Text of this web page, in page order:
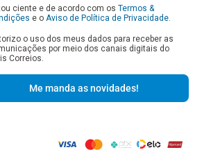
ciente e de acordo com os Termos &
e o Aviso de Política de Privacidade
o uso dos meus dados para receber as
por meio dos canais digitais do
Correios.
Me manda as novidades!